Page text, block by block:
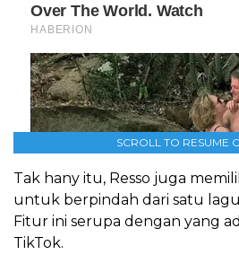
SCROLL TO RESUME
Tak hany itu, Resso juga
untuk berpindah dari satu
Fitur ini serupa dengan yang
TikTok.